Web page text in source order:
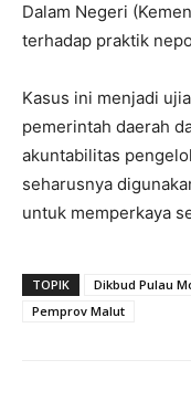
Dalam Negeri
terhadap praktik
Kasus ini menjadi
pemerintah daerah
akuntabilitas
seharusnya
untuk memperkaya
TOPIK Dikbud Pulau
Pemprov Malut